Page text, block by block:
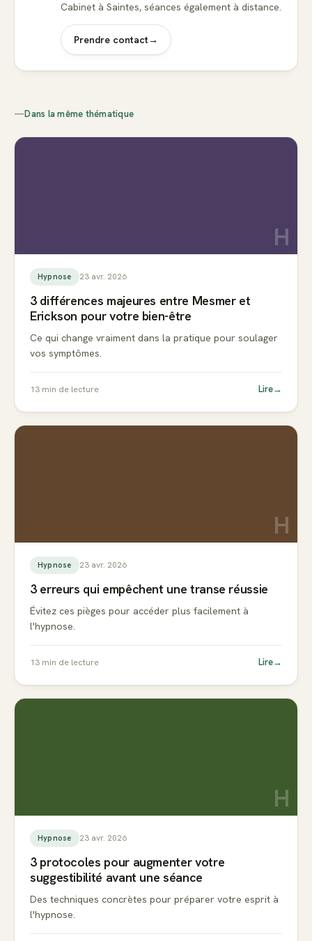
Cabinet à Saintes, séances également à distance.
Prendre contact→
—Dans la même thématique
H
Hypnose 23 avr. 2026
3 différences majeures entre Mesmer et
Erickson pour votre bien-être
Ce qui change vraiment dans la pratique pour soulager
vos symptômes.
13 min de lecture Lire→
H
Hypnose 23 avr. 2026
3 erreurs qui empêchent une transe réussie
Évitez ces pièges pour accéder plus facilement à
l'hypnose.
13 min de lecture Lire→
H
Hypnose 23 avr. 2026
3 protocoles pour augmenter votre
suggestibilité avant une séance
Des techniques concrètes pour préparer votre esprit à
l'hypnose.